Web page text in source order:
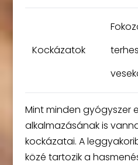
Kockázatok
Mint minden gyógyszer
alkalmazásának is
kockázatai. A
közé tartozik a